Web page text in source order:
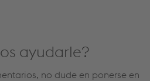
ayudarle?
no dude en ponerse en